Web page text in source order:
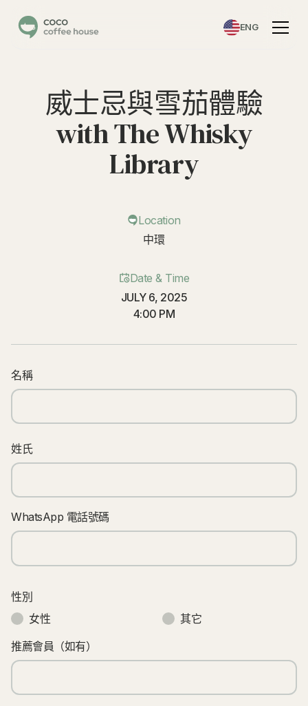
ENG
威士忌與雪茄體驗
with The Whisky
Library
Location
中環
Date & Time
JULY 6, 2025
4:00 PM
名稱
姓氏
WhatsApp 電話號碼
性別
女性
其它
推薦會員（如有）